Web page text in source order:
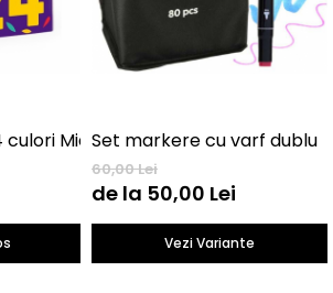
Mideer MD4070
Set markere cu varf dublu
60,00 Lei
de la 50,00 Lei
Vezi Variante